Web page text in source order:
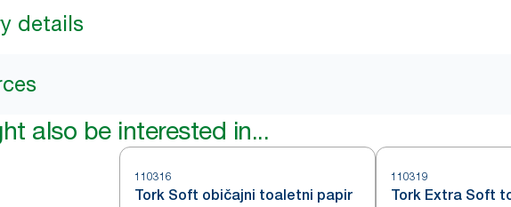
details
also be interested in...
110316
Tork Soft običajni toaletni papir
110319
Tork Extra Soft